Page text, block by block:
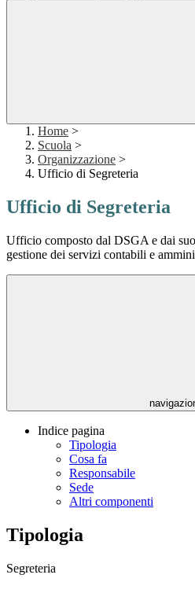
Home >
Scuola >
Organizzazione >
Ufficio di Segreteria
Ufficio di Segreteria
Ufficio composto dal DSGA e dai
gestione dei servizi contabili e
Indice pagina
Tipologia
Cosa fa
Responsabile
Sede
Altri componenti
Tipologia
Segreteria